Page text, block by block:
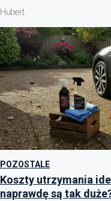
Hubert
POZOSTALE
Koszty utrzymania
naprawdę są tak